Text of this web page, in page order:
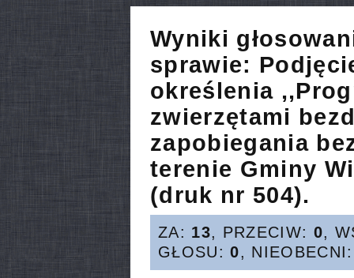
Wyniki
sprawie:
określenia
zwierzętami
zapobiegania
terenie Gminy
(druk nr 504).
ZA: 13, PRZECIW: 0,
GŁOSU:0,